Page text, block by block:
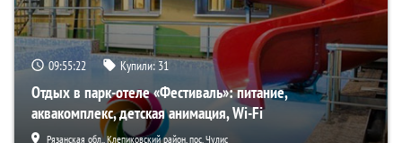
09:55:21 Купили: 31
Отдых в парк-отеле «Фестиваль»: питание,
аквакомплекс, детская анимация, Wi-Fi
Рязанская обл., Клепиковский район, пос. Чулис